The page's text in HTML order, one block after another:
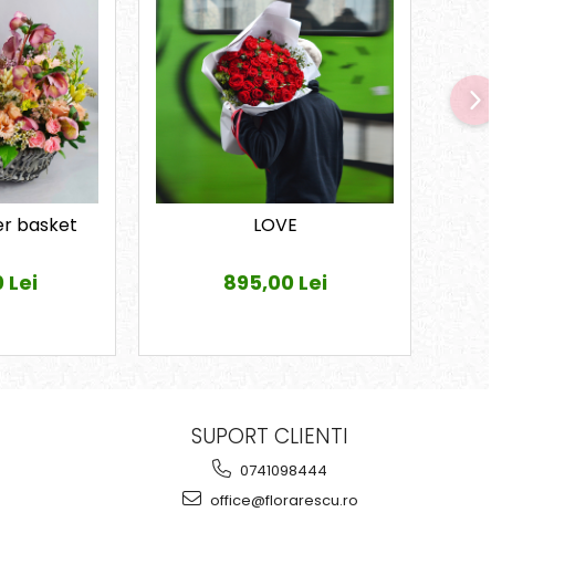
basket
Lei
LOVE
895,00 Lei
SUPORT CLIENTI
0741098444
office@florarescu.ro